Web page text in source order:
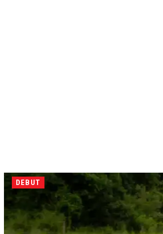
DEBUT